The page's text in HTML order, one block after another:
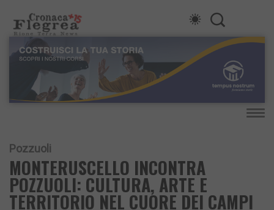
Pozzuoli
MONTERUSCELLO INCONTRA
POZZUOLI: CULTURA, ARTE E
TERRITORIO NEL CUORE DEI CAMPI